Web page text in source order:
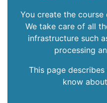
You create the
We take care of all
infrastructure such
processing
This page
know